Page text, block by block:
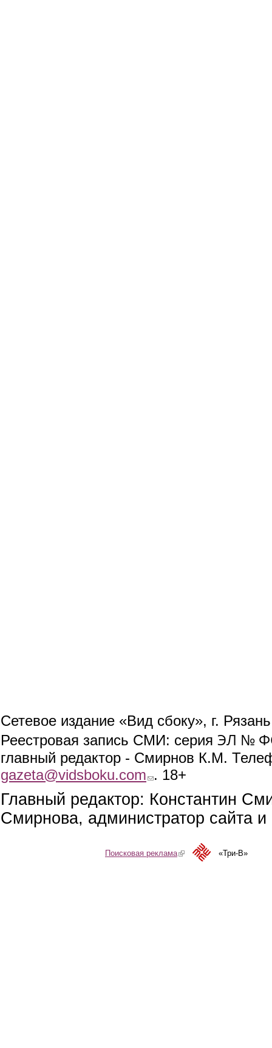
Сетевое издание «Вид сбоку», г.
Реестровая запись СМИ: серия ЭЛ №
главный редактор - Смирнов К.М.
gazeta@vidsboku.com (link sends e-mail)
. 18+
Главный редактор: Константин
Смирнова, администратор сайта
Поисковая реклама(link is external)«Три-В»